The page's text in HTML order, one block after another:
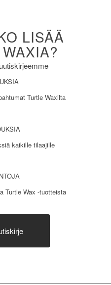
LISÄÄ
Turtle Waxilta
kaikille tilaajille
Turtle Wax -tuotteista